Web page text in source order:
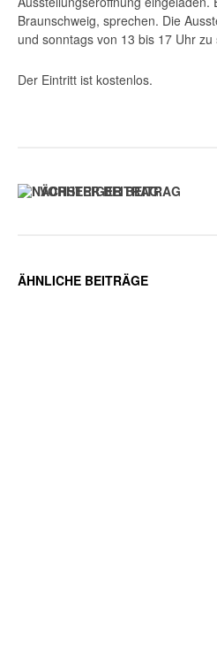
Braunschweig, sprechen. Die
und sonntags von 13 bis 17 Uhr zu
Der Eintritt ist kostenlos.
VORHERIGER BEITRAG
ÄHNLICHE BEITRÄGE